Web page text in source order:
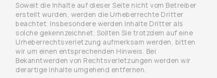
Soweit die Inhalte auf dieser Seite nicht vom Betreiber
erstellt wurden, werden die Urheberrechte Dritter
beachtet. Insbesondere werden Inhalte Dritter als
solche gekennzeichnet. Sollten Sie trotzdem auf eine
Urheberrechtsverletzung aufmerksam werden, bitten
wir um einen entsprechenden Hinweis. Bei
Bekanntwerden von Rechtsverletzungen werden wir
derartige Inhalte umgehend entfernen.